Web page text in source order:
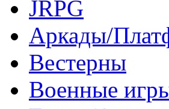
JRPG
Аркады/
Вестерны
Военные